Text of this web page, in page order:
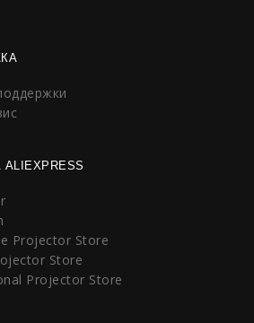
Projector Store
Store
Projector Store